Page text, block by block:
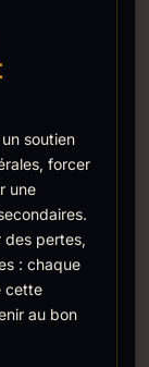
soutien
forcer
une
des pertes,
: chaque
cette
au bon